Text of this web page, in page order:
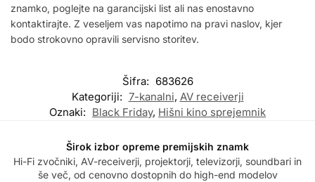
znamko, poglejte na garancijski list ali nas enostavno
kontaktirajte. Z veseljem vas napotimo na pravi naslov, kjer
bodo strokovno opravili servisno storitev.
Šifra: 683626
Kategoriji: 7-kanalni, AV receiverji
Oznaki: Black Friday, Hišni kino sprejemnik
Širok izbor opreme premijskih znamk
Hi-Fi zvočniki, AV-receiverji, projektorji, televizorji, soundbari in
še več, od cenovno dostopnih do high-end modelov